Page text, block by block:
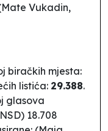
Vukadin,
biračkih mjesta:
listića: 29.388.
glasova
) 18.708